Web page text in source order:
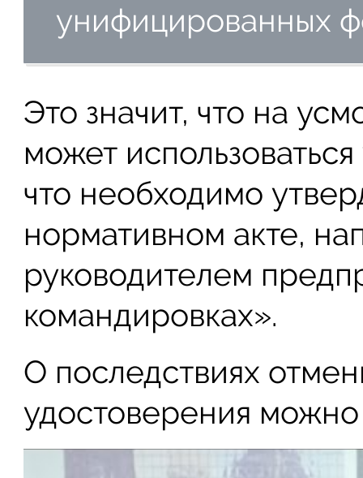
унифицированных
Это значит, что на
может
что необходимо
нормативном акте,
руководителем
командировках».
О последствиях
удостоверения можно